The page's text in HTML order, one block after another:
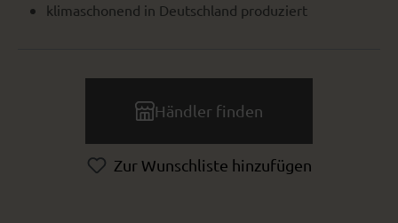
klimaschonend in Deutschland produziert
Händler finden
Zur Wunschliste hinzufügen